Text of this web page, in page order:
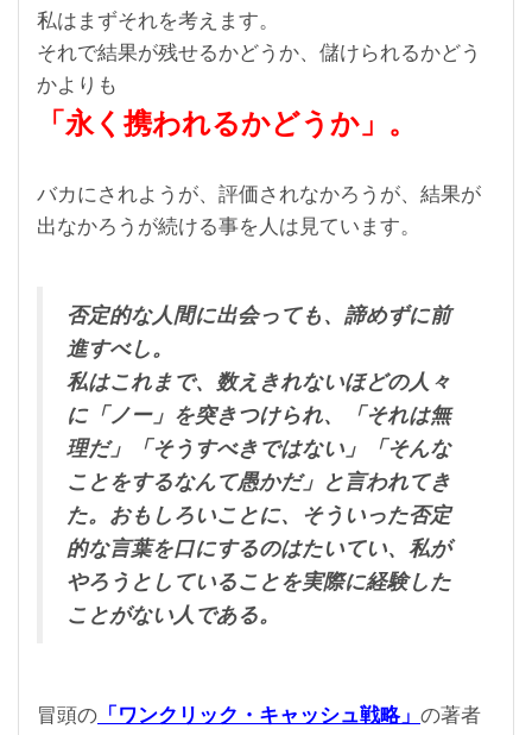
私はまずそれを考えます。
それで結果が残せるかどうか、儲けられるかどう
かよりも
「永く携われるかどうか」。
バカにされようが、評価されなかろうが、結果が
出なかろうが続ける事を人は見ています。
否定的な人間に出会っても、諦めずに前
進すべし。
私はこれまで、数えきれないほどの人々
に「ノー」を突きつけられ、「それは無
理だ」「そうすべきではない」「そんな
ことをするなんて愚かだ」と言われてき
た。おもしろいことに、そういった否定
的な言葉を口にするのはたいてい、私が
やろうとしていることを実際に経験した
ことがない人である。
冒頭の 「ワンクリック・キャッシュ戦略」 の著者